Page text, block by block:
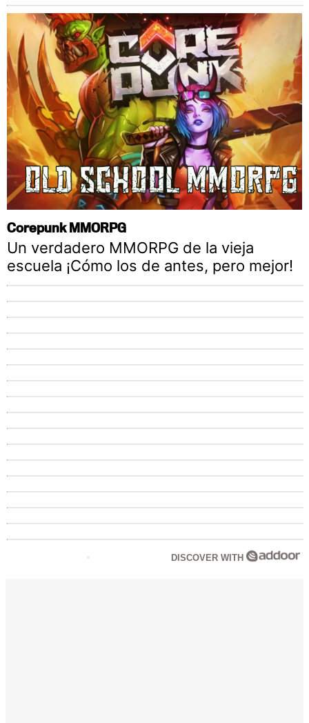
Corepunk MMORPG
Un verdadero MMORPG de la vieja
escuela ¡Cómo los de antes, pero mejor!
DISCOVER WITH